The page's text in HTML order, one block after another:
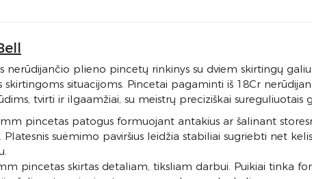
nerūdijančio plieno pincetų rinkinys su dviem skirtingų
skirtingoms situacijoms. Pincetai pagaminti iš 18Cr
tvirti ir ilgaamžiai, su meistrų preciziškai sureguliuotais
pincetas patogus formuojant antakius ar šalinant
Platesnis suėmimo paviršius leidžia stabiliai sugriebti net
pincetas skirtas detaliam, tiksliam darbui. Puikiai tinka